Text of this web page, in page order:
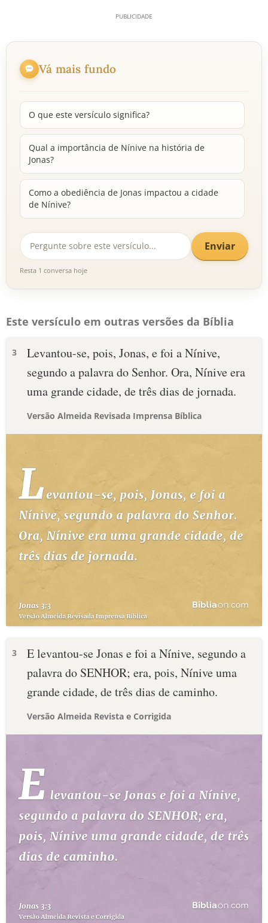
Vá mais fundo
O que este versículo significa?
Qual a importância de Nínive na história de
Jonas?
Como a obediência de Jonas impactou a cidade
de Nínive?
Enviar
Resta 1 conversa hoje
Este versículo em outras versões da Bíblia
3
Levantou-se, pois, Jonas, e foi a Nínive,
segundo a palavra do Senhor. Ora, Nínive era
uma grande cidade, de três dias de jornada.
Versão Almeida Revisada Imprensa Bíblica
3
E levantou-se Jonas e foi a Nínive, segundo a
palavra do SENHOR; era, pois, Nínive uma
grande cidade, de três dias de caminho.
Versão Almeida Revista e Corrigida